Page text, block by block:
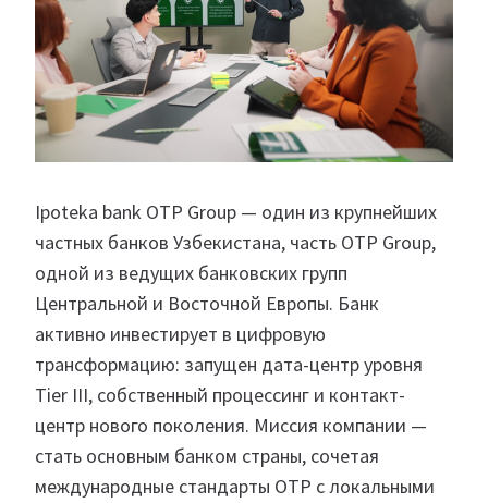
Ipoteka bank OTP Group — один из крупнейших
частных банков Узбекистана, часть OTP Group,
одной из ведущих банковских групп
Центральной и Восточной Европы. Банк
активно инвестирует в цифровую
трансформацию: запущен дата-центр уровня
Tier III, собственный процессинг и контакт-
центр нового поколения. Миссия компании —
стать основным банком страны, сочетая
международные стандарты OTP с локальными